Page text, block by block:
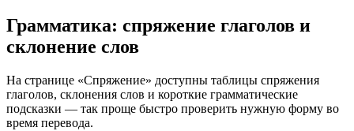
Грамматика: спряжение глаголов и
склонение слов
На странице «Спряжение» доступны таблицы спряжения
глаголов, склонения слов и короткие грамматические
подсказки — так проще быстро проверить нужную форму во
время перевода.